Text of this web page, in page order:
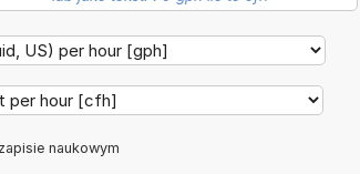
naukowym